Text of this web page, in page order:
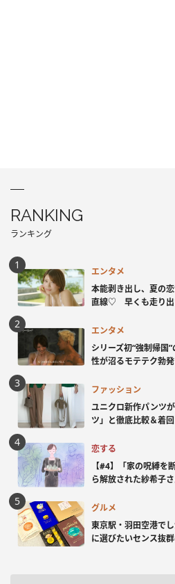
RANKING
ランキング
エンタメ
本能剥き出し、夏の
直線♡ 早くも走り出
エンタメ
シリーズ初“強制帰
性が沼るモテテク勃
ファッション
ユニクロ新作パンツ
ツ」と徹底比較＆着
恋する
【#4】「家の呪縛を
ら解放された紗希子
グルメ
東京駅・羽田空港で
に選びたいセンス抜